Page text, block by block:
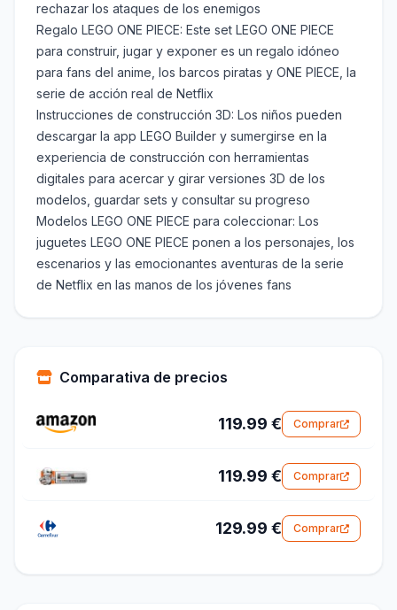
rechazar los ataques de los enemigos
Regalo LEGO ONE PIECE: Este set LEGO ONE PIECE
para construir, jugar y exponer es un regalo idóneo
para fans del anime, los barcos piratas y ONE PIECE, la
serie de acción real de Netflix
Instrucciones de construcción 3D: Los niños pueden
descargar la app LEGO Builder y sumergirse en la
experiencia de construcción con herramientas
digitales para acercar y girar versiones 3D de los
modelos, guardar sets y consultar su progreso
Modelos LEGO ONE PIECE para coleccionar: Los
juguetes LEGO ONE PIECE ponen a los personajes, los
escenarios y las emocionantes aventuras de la serie
de Netflix en las manos de los jóvenes fans
Comparativa de precios
119.99 € Comprar
119.99 € Comprar
129.99 € Comprar